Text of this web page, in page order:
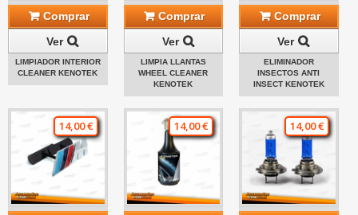
Comprar
Ver
LIMPIADOR INTERIOR
CLEANER KENOTEK
Comprar
Ver
LIMPIA LLANTAS
WHEEL CLEANER
KENOTEK
Comprar
Ver
ELIMINADOR
INSECTOS ANTI
INSECT KENOTEK
14,00 € 14,00 € 14,00 €